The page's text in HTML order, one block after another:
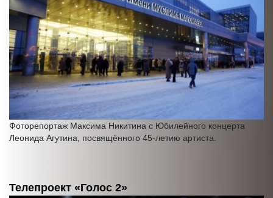
Фоторепортаж Максима Никитина с Юбилейного концерта
Леонида Агутина, посвящённого 45-летию артиста.
Телепроект «Голос 2»